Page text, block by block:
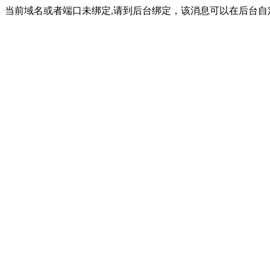
当前域名或者端口未绑定,请到后台绑定，该消息可以在后台自